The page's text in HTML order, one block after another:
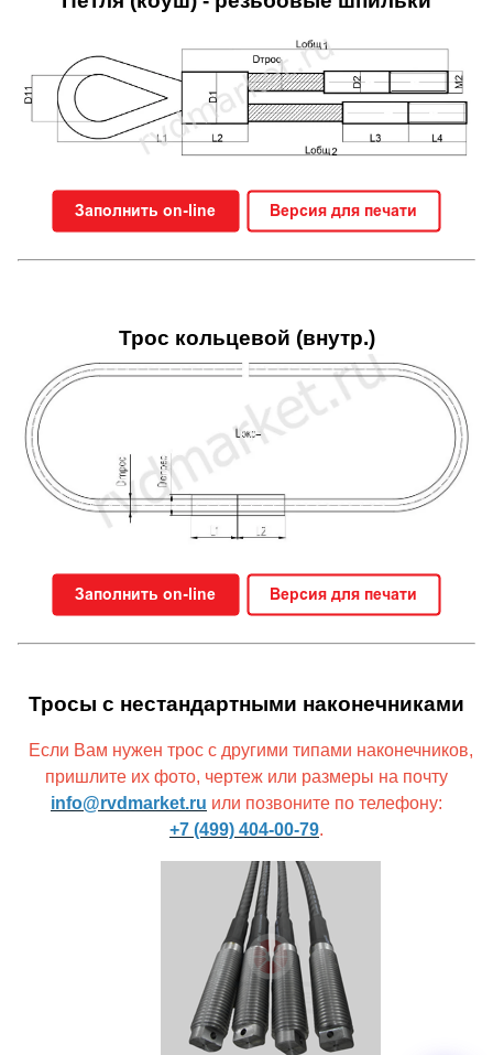
Трос кольцевой (внутр.)
Тросы с нестандартными наконечниками
Если Вам нужен трос с другими типами наконечников,
пришлите их фото, чертеж или размеры на почту
info@rvdmarket.ru или позвоните по телефону:
+7 (499) 404-00-79.